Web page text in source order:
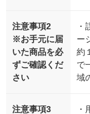
注意事項2
※お手元に届
いた商品を必
ずご確認くだ
さい
ー
約
で
域
注意事項3